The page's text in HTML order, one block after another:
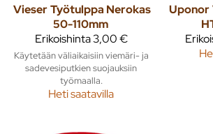
Vieser Työtulppa Nerokas
50-110mm
Erikoishinta3,00 €
Käytetään väliaikaisiin viemäri- ja
sadevesiputkien suojauksiin
työmaalla.
Heti saatavilla
Uponor